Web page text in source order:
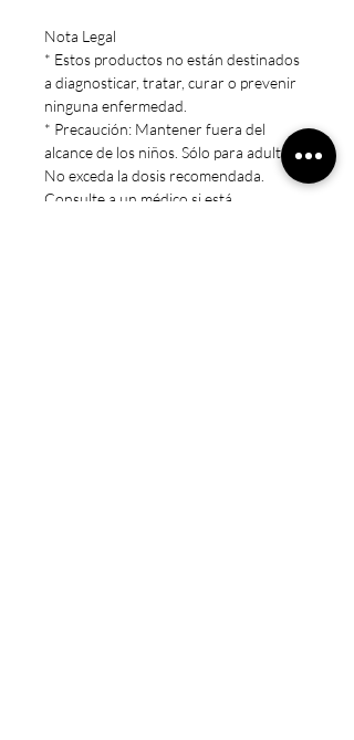
Nota Legal
* Estos productos no están destinados
a diagnosticar, tratar, curar o prevenir
ninguna enfermedad.
* Precaución: Mantener fuera del
alcance de los niños. Sólo para adultos.
No exceda la dosis recomendada.
Consulte a un médico si está